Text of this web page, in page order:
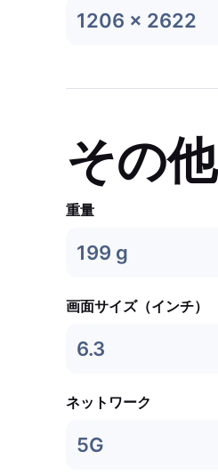
1206 x 2622
その他
重量
199 g
画面サイズ（インチ）
6.3
ネットワーク
5G